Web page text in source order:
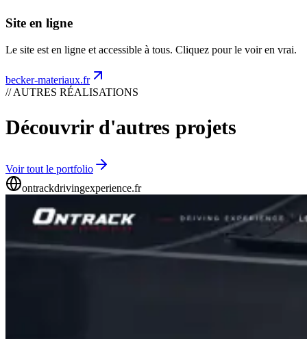
Site en ligne
Le site est en ligne et accessible à tous. Cliquez pour le voir en vrai.
becker-materiaux.fr
// AUTRES RÉALISATIONS
Découvrir d'autres projets
Voir tout le portfolio
ontrackdrivingexperience.fr